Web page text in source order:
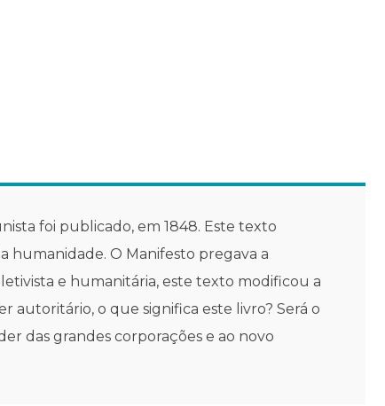
foi publicado, em 1848. Este texto
humanidade. O Manifesto pregava a
e humanitária, este texto modificou a
autoritário, o que significa este livro? Será o
das grandes corporações e ao novo